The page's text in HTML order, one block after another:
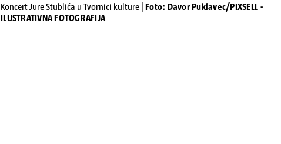
Koncert Jure Stublića u Tvornici kulture | Foto: Davor Puklavec/PIXSELL -
ILUSTRATIVNA FOTOGRAFIJA